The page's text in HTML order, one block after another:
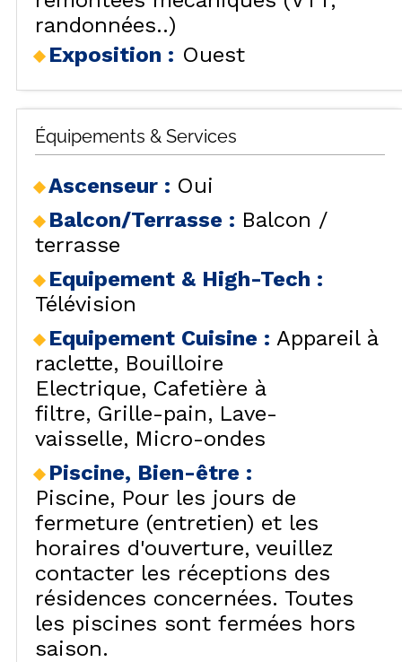
randonnées..)
Exposition : Ouest
Équipements & Services
Ascenseur : Oui
Balcon/Terrasse : Balcon /
terrasse
Equipement & High-Tech :
Télévision
Equipement Cuisine : Appareil à
raclette
Bouilloire
Electrique Cafetière à
filtre Grille-pain
Lave-
vaisselle
Micro-ondes
Piscine, Bien-être :
Piscine
Pour les jours de
fermeture (entretien) et les
horaires d'ouverture, veuillez
contacter les réceptions des
résidences concernées. Toutes
les piscines sont fermées hors
saison.